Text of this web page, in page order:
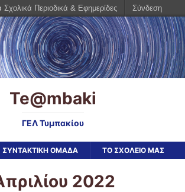
Te@mbaki
ΓΕΛ Τυμπακίου
ΣΥΝΤΑΚΤΙΚΗ ΟΜΑΔΑ ΤΟ ΣΧΟΛΕΙΟ ΜΑΣ
2022
Σχολικά Περιοδικά & Εφημερίδες Σύνδεση